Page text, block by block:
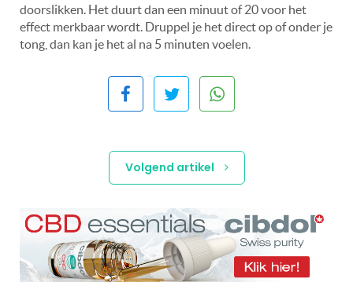
doorslikken. Het duurt dan een minuut of 20 voor het
effect merkbaar wordt. Druppel je het direct op of onder je
tong, dan kan je het al na 5 minuten voelen.
Volgend artikel